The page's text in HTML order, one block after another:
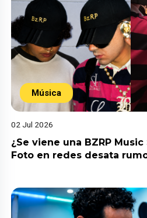
Música
02 Jul 2026
¿Se viene una BZRP
Foto en redes desata